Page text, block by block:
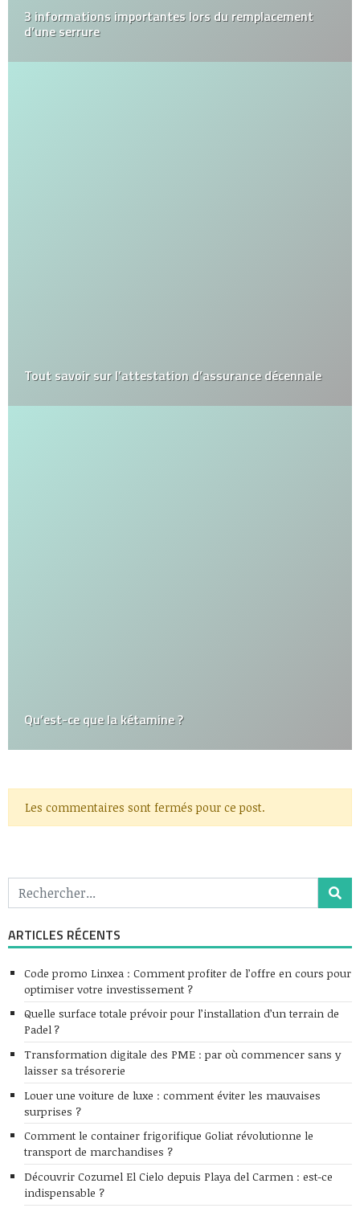
3 informations importantes lors du remplacement
d’une serrure
Tout savoir sur l’attestation d’assurance décennale
Qu’est-ce que la kétamine ?
Les commentaires sont fermés pour ce post.
ARTICLES RÉCENTS
Code promo Linxea : Comment profiter de l’offre en cours pour
optimiser votre investissement ?
Quelle surface totale prévoir pour l’installation d’un terrain de
Padel ?
Transformation digitale des PME : par où commencer sans y
laisser sa trésorerie
Louer une voiture de luxe : comment éviter les mauvaises
surprises ?
Comment le container frigorifique Goliat révolutionne le
transport de marchandises ?
Découvrir Cozumel El Cielo depuis Playa del Carmen : est-ce
indispensable ?